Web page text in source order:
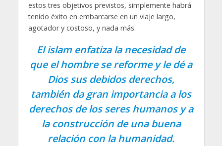
estos tres objetivos previstos, simplemente habrá
tenido éxito en embarcarse en un viaje largo,
agotador y costoso, y nada más.
El islam enfatiza la necesidad de
que el hombre se reforme y le dé a
Dios sus debidos derechos,
también da gran importancia a los
derechos de los seres humanos y a
la construcción de una buena
relación con la humanidad.